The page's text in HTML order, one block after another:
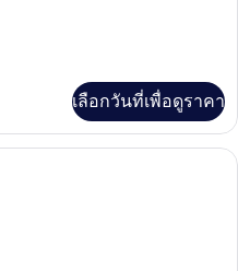
เลือกวันที่เพื่อดูราคา
ห้องสวีท (Ambassador) | บริเวณนั่งเล่